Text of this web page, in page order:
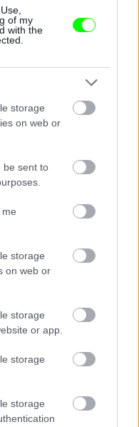
of my
with the
storage
on web or
be sent to
storage
on web or
storage
or app.
storage
storage